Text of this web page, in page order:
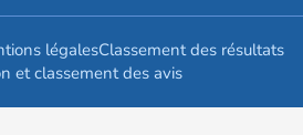
légalesClassement des résultats
et classement des avis